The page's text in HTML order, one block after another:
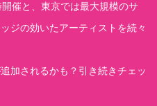
催と、東京では最大規模のサ
ジの効いたアーティストを続々
加されるかも？引き続きチェッ